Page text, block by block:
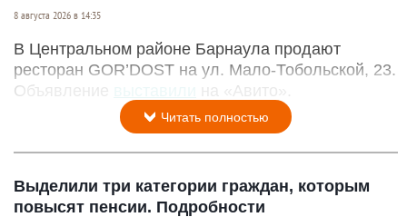
8 августа 2026 в 14:35
В Центральном районе Барнаула продают
ресторан GOR’DOST на ул. Мало-Тобольской, 23.
Объявление
на «Авито».
Читать полностью
Выделили три категории граждан, которым
повысят пенсии. Подробности